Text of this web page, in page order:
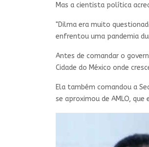
Mas a cientista política
"Dilma era muito
enfrentou uma pandemia
Antes de comandar o
Cidade do México onde
Ela também comandou a
se aproximou de AMLO,